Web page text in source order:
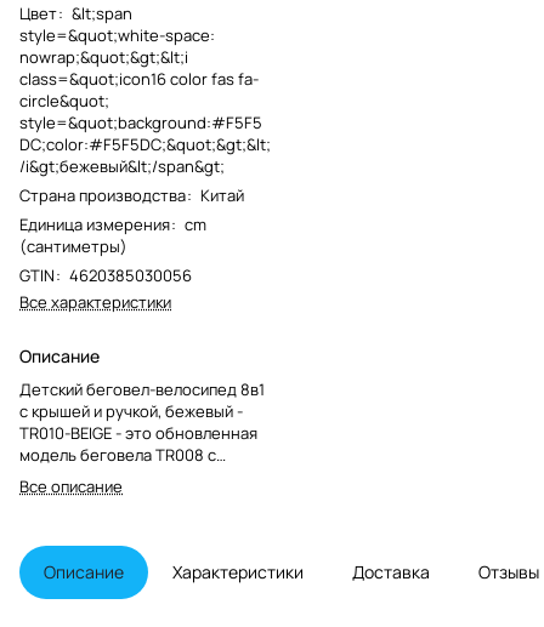
Цвет: &lt;span
style=&quot;white-space:
nowrap;&quot;&gt;&lt;i
class=&quot;icon16 color fas fa-
circle&quot;
style=&quot;background:#F5F5
DC;color:#F5F5DC;&quot;&gt;&lt;
/i&gt;бежевый&lt;/span&gt;
Страна производства: Китай
Единица измерения: cm
(сантиметры)
GTIN: 4620385030056
Все характеристики
Описание
Детский беговел-велосипед 8в1
с крышей и ручкой, бежевый -
TR010-BEIGE - это обновленная
модель беговела TR008 с
боковой поддержкой сиденья и
крышей.
Все описание
Описание Характеристики Доставка Отзывы